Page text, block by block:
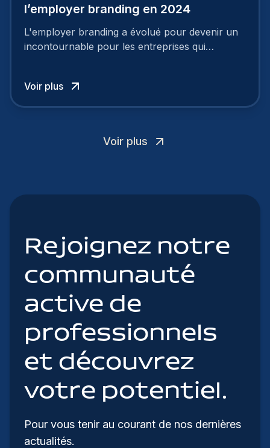
l’employer branding en 2024
L'employer branding a évolué pour devenir un
incontournable pour les entreprises qui
Voir plus
Voir plus
Rejoignez notre
communauté
active de
professionnels
et découvrez
votre potentiel.
Pour vous tenir au courant de nos dernières
actualités.